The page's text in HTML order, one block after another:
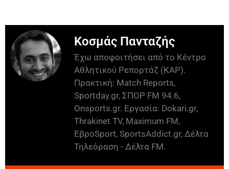
Κοσμάς Πανταζής
Έχω αποφοιτήσει από το Κέντρο
Αθλητικού Ρεπορτάζ (ΚΑΡ).
Πρακτική: Match Reports,
Sportday.gr, ΣΠΟΡ FM 94.6,
Onsports.gr. Εργασία: Dokari.gr,
Thrakinet TV, Maximum FM,
ΕβροSport, SportsAddict.gr, Δέλτα
Τηλεόραση - Δέλτα FM.